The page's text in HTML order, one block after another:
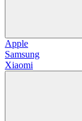
Apple
Samsung
Xiaomi